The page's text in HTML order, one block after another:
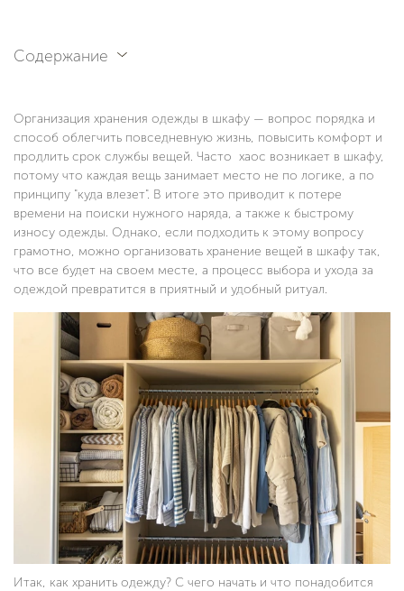
Содержание
Организация хранения одежды в шкафу — вопрос порядка и
способ облегчить повседневную жизнь, повысить комфорт и
продлить срок службы вещей. Часто хаос возникает в шкафу,
потому что каждая вещь занимает место не по логике, а по
принципу "куда влезет". В итоге это приводит к потере
времени на поиски нужного наряда, а также к быстрому
износу одежды. Однако, если подходить к этому вопросу
грамотно, можно организовать хранение вещей в шкафу так,
что все будет на своем месте, а процесс выбора и ухода за
одеждой превратится в приятный и удобный ритуал.
Итак, как хранить одежду? С чего начать и что понадобится